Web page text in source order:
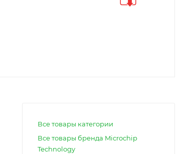
Все товары категории
Все товары бренда Microchip
Technology